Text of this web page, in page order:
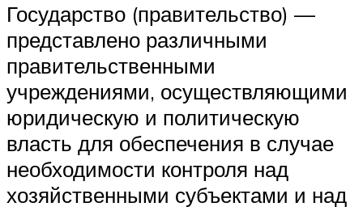
Государство (правительство) —
представлено различными
правительственными
учреждениями, осуществляющими
юридическую и политическую
власть для обеспечения в случае
необходимости контроля над
хозяйственными субъектами и над